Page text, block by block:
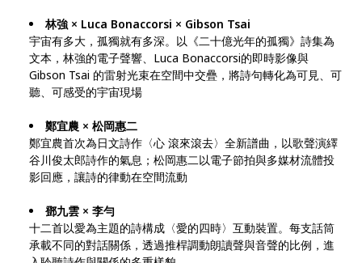
林強 × Luca Bonaccorsi × Gibson Tsai
宇宙有多大，孤獨就有多深。以《二十億光年的孤獨》詩集為
文本，林強的電子聲響、Luca Bonaccorsi的即時影像與
Gibson Tsai 的雷射光束在空間中交疊，將詩句轉化為可見、可
聽、可感受的宇宙現場
鄭宜農 × 松岡惠二
鄭宜農首次為日文詩作〈心 滾來滾去〉全新譜曲，以歌聲演繹
谷川俊太郎詩作的氣息；松岡惠二以電子節拍與多媒材流體投
影回應，讓詩的律動在空間流動
鄧九雲 × 李勻
十二首以愛為主題的詩構成〈愛的四時〉互動裝置。每支話筒
承載不同的對話關係，透過推桿調動朗讀聲與音聲的比例，進